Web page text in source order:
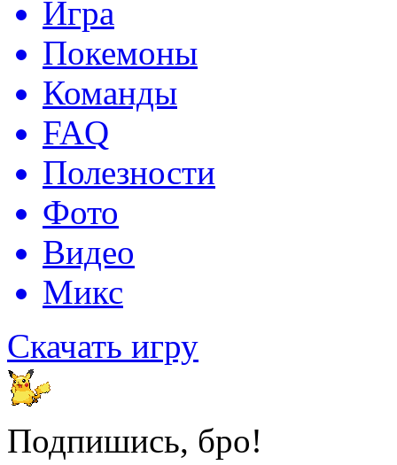
Игра
Покемоны
Команды
FAQ
Полезности
Фото
Видео
Микс
Скачать игру
Подпишись, бро!